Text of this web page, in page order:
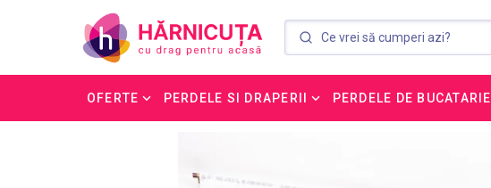
OFERTE PERDELE SI DRAPERII PERDELE DE BUCATARIE